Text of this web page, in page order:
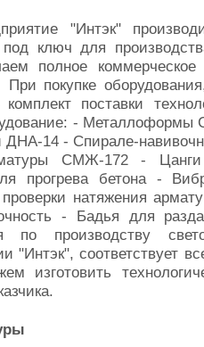
"Интэк"
под ключ для
полное коммерческое
При покупке
поставки
- Металлоформы
ДНА-14 - Спирале-
СМЖ-172 -
прогрева бетона -
натяжения
- Бадья для
по производству
"Интэк", соответствует
изготовить